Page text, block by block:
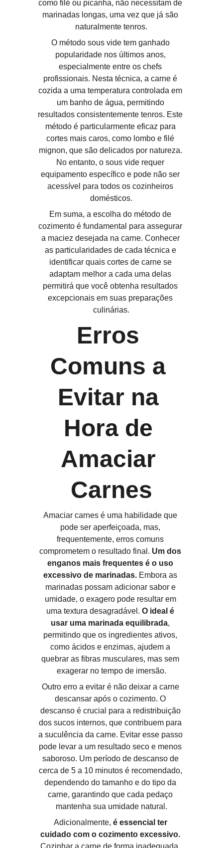
como filé ou picanha, não necessitam de
marinadas longas, uma vez que já são
naturalmente tenros.
O método sous vide tem ganhado
popularidade nos últimos anos,
especialmente entre os chefs
profissionais. Nesta técnica, a carne é
cozida a uma temperatura controlada em
um banho de água, permitindo
resultados consistentemente tenros. Este
método é particularmente eficaz para
cortes mais caros, como lombo e filé
mignon, que são delicados por natureza.
No entanto, o sous vide requer
equipamento específico e pode não ser
acessível para todos os cozinheiros
domésticos.
Em suma, a escolha do método de
cozimento é fundamental para assegurar
a maciez desejada na carne. Conhecer
as particularidades de cada técnica e
identificar quais cortes de carne se
adaptam melhor a cada uma delas
permitirá que você obtenha resultados
excepcionais em suas preparações
culinárias.
Erros
Comuns a
Evitar na
Hora de
Amaciar
Carnes
Amaciar carnes é uma habilidade que
pode ser aperfeiçoada, mas,
frequentemente, erros comuns
comprometem o resultado final. Um dos
enganos mais frequentes é o uso
excessivo de marinadas. Embora as
marinadas possam adicionar sabor e
umidade, o exagero pode resultar em
uma textura desagradável. O ideal é
usar uma marinada equilibrada,
permitindo que os ingredientes ativos,
como ácidos e enzimas, ajudem a
quebrar as fibras musculares, mas sem
exagerar no tempo de imersão.
Outro erro a evitar é não deixar a carne
descansar após o cozimento. O
descanso é crucial para a redistribuição
dos sucos internos, que contribuem para
a suculência da carne. Evitar esse passo
pode levar a um resultado seco e menos
saboroso. Um período de descanso de
cerca de 5 a 10 minutos é recomendado,
dependendo do tamanho e do tipo da
carne, garantindo que cada pedaço
mantenha sua umidade natural.
Adicionalmente, é essencial ter
cuidado com o cozimento excessivo.
Cozinhar a carne de forma inadequada,